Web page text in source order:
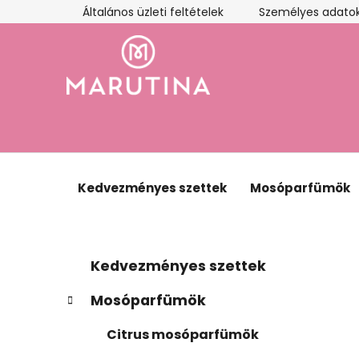
a
Általános üzleti feltételek Személyes
Kedvezményes szettek Mosóparfümök
d
Kategóriák
átugrása
t
e
Kedvezményes szettek
Mosóparfümök
Citrus mosóparfümök